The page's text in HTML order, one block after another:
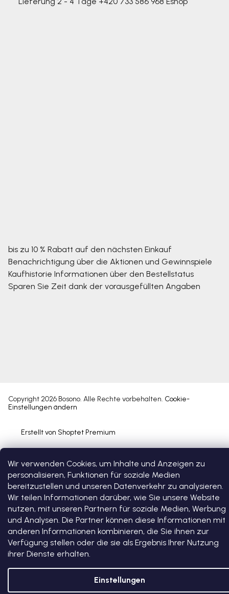
Wir verwenden Cookies, um Inhalte und Anzeigen zu
personalisieren, Funktionen für soziale Medien
bereitzustellen und unseren Datenverkehr zu analysieren.
Wir teilen Informationen darüber, wie Sie unsere Website
nutzen, mit unseren Partnern für soziale Medien, Werbung
und Analysen. Die Partner können diese Informationen mit
anderen Informationen kombinieren, die Sie ihnen zur
Verfügung stellen oder die sie als Ergebnis Ihrer Nutzung
ihrer Dienste erhalten.
Einstellungen
bis zu 10 % Rabatt auf den nächsten Einkauf
Benachrichtigung über die Aktionen und Gewinnspiele
Kaufhistorie Informationen über den Bestellstatus
Sparen Sie Zeit dank der vorausgefüllten Angaben
Erstellt von Shoptet Premium
Copyright 2026 Bosono. Alle Rechte vorbehalten. Cookie-
Einstellungen ändern